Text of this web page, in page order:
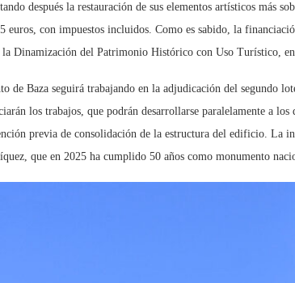
después la restauración de sus elementos artísticos más
con impuestos incluidos. Como es sabido, la
Dinamización del Patrimonio Histórico con Uso Turístico,
de Baza seguirá trabajando en la adjudicación del
los trabajos, que podrán desarrollarse paralelamente a
previa de consolidación de la estructura del edificio. La
que en 2025 ha cumplido 50 años como monumento